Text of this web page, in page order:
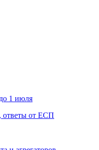
1 июля
ответы от ЕСП